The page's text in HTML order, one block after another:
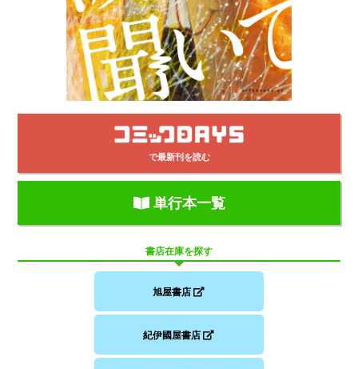
で最新刊を読む
単行本一覧
書店在庫を探す
旭屋書店
紀伊國屋書店